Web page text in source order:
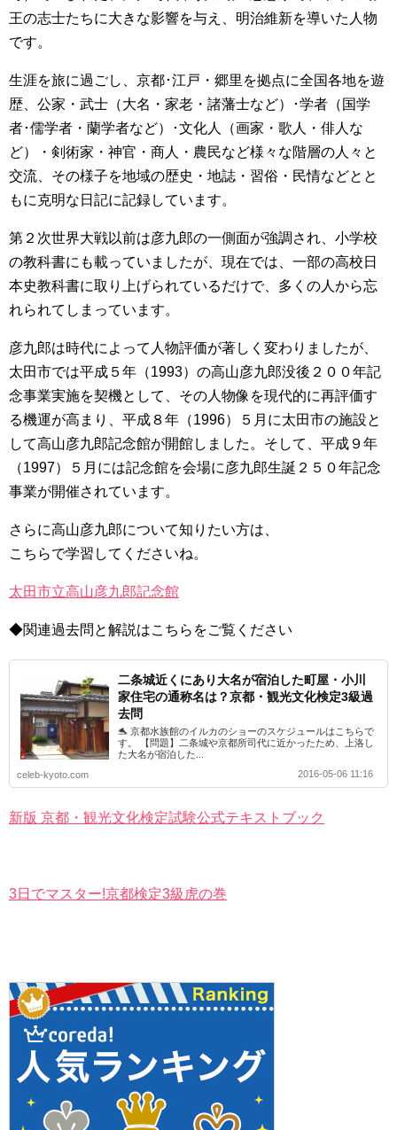
王の志士たちに大きな影響を与え、明治維新を導いた人物
です。
生涯を旅に過ごし、京都･江戸・郷里を拠点に全国各地を遊
歴、公家・武士（大名・家老・諸藩士など）･学者（国学
者･儒学者・蘭学者など）･文化人（画家・歌人・俳人な
ど）・剣術家・神官・商人・農民など様々な階層の人々と
交流、その様子を地域の歴史・地誌・習俗・民情などとと
もに克明な日記に記録しています。
第２次世界大戦以前は彦九郎の一側面が強調され、小学校
の教科書にも載っていましたが、現在では、一部の高校日
本史教科書に取り上げられているだけで、多くの人から忘
れられてしまっています。
彦九郎は時代によって人物評価が著しく変わりましたが、
太田市では平成５年（1993）の高山彦九郎没後２００年記
念事業実施を契機として、その人物像を現代的に再評価す
る機運が高まり、平成８年（1996）５月に太田市の施設と
して高山彦九郎記念館が開館しました。そして、平成９年
（1997）５月には記念館を会場に彦九郎生誕２５０年記念
事業が開催されています。
さらに高山彦九郎について知りたい方は、
こちらで学習してくださいね。
太田市立高山彦九郎記念館
◆関連過去問と解説はこちらをご覧ください
二条城近くにあり大名が宿泊した町屋・小川
家住宅の通称名は？京都・観光文化検定3級過
去問
🐬 京都水族館のイルカのショーのスケジュールはこちらで
す。 【問題】二条城や京都所司代に近かったため、上洛し
た大名が宿泊した...
celeb-kyoto.com
2016-05-06 11:16
新版 京都・観光文化検定試験公式テキストブック
3日でマスター!京都検定3級虎の巻